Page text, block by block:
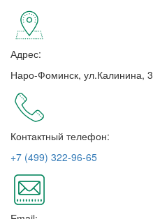
Адрес:
Наро-Фоминск, ул.Калинина, 3
Контактный телефон:
+7 (499) 322-96-65